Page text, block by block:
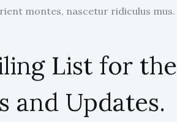
montes, nascetur ridiculus mus.
List for the
and Updates.